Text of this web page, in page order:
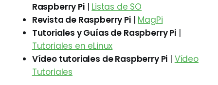
Raspberry Pi| Listas de SO
Revista de Raspberry Pi| MagPi
Tutoriales y Guías de Raspberry Pi|
Tutoriales en eLinux
Vídeo tutoriales de Raspberry Pi | Vídeo
Tutoriales